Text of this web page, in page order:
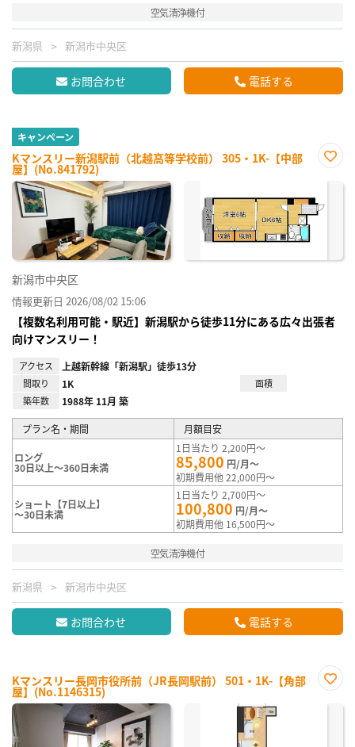
空気清浄機付
新潟県 新潟市中央区
お問合わせ 電話する
キャンペーン
Kマンスリー新潟駅前（北越高等学校前） 305・1K-【中部
屋】(No.841792)
に入
録
新潟市中央区
情報更新日 2026/08/02 15:06
【複数名利用可能・駅近】新潟駅から徒歩11分にある広々出張者
向けマンスリー！
アクセス 上越新幹線「新潟駅」徒歩13分
間取り 1K
面積
築年数
1988年 11月 築
プラン名・期間 月額目安
ロング
30日以上～360日未満
1日当たり 2,200円～
85,800 円/月～
初期費用他 22,000円～
ショート【7日以上】
～30日未満
1日当たり 2,700円～
100,800 円/月～
初期費用他 16,500円～
空気清浄機付
新潟県 新潟市中央区
お問合わせ 電話する
Kマンスリー長岡市役所前（JR長岡駅前） 501・1K-【角部
屋】(No.1146315)
に入